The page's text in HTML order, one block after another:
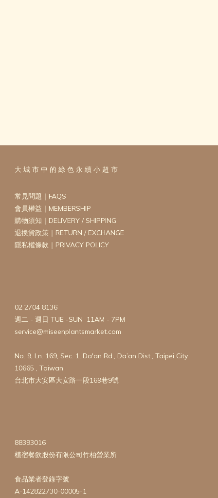
大 城 市 中 的 綠 色 永 續 小 超 市
常見問題｜FAQS
會員權益｜MEMBERSHIP
購物須知｜DELIVERY / SHIPPING
退換貨政策｜RETURN / EXCHANGE
隱私權條款｜PRIVACY POLICY
02 2704 8136
週二 - 週日 TUE -SUN 11AM - 7PM
service@miseenplantsmarket.com
No. 9, Ln. 169, Sec. 1, Da'an Rd., Da’an Dist., Taipei City
10665 , Taiwan
台北市大安區大安路一段169巷9號
88393016
植宿餐飲股份有限公司竹柏營業所
食品業者登錄字號
A-142822730-00005-1